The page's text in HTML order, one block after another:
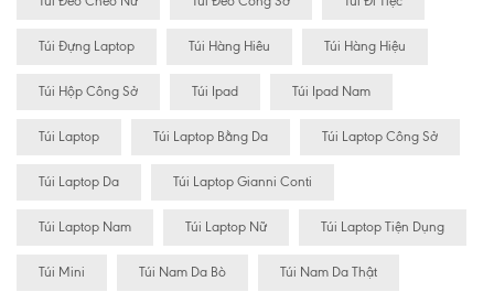
Túi Đựng Laptop Túi Hàng Hiêu Túi Hàng Hiệu
Túi Hộp Công Sở Túi Ipad Túi Ipad Nam
Túi Laptop Túi Laptop Bằng Da Túi Laptop Công Sở
Túi Laptop Da Túi Laptop Gianni Conti
Túi Laptop Nam Túi Laptop Nữ Túi Laptop Tiện Dụng
Túi Mini Túi Nam Da Bò Túi Nam Da Thật